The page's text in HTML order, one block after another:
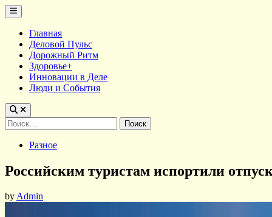
Main
Menu
Главная
Деловой Пульс
Дорожный Ритм
Здоровье+
Инновации в Деле
Люди и События
Найти:
PostedРазное
Российским туристам испортили
byAdmin